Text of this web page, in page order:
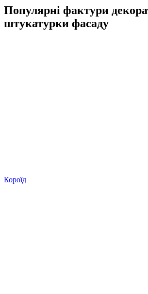
Популярні фактури
штукатурки фасаду
Короїд